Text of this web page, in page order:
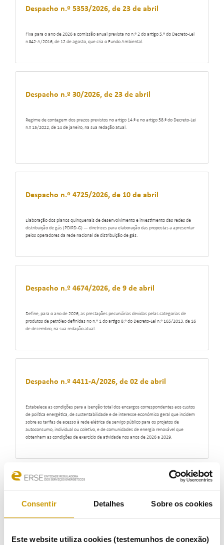
Consentir Detalhes Sobre os cookies
Este website utiliza cookies (testemunhos de conexão)
Despacho n.º 5353/2026, de 23 de abril
Fixa para o ano de 2026 a comissão anual prevista no n.º 2 do artigo 5.º do Decreto-Lei
n.º42-A/2016, de 12 de agosto, que cria o Fundo Ambiental.
Despacho n.º 30/2026, de 23 de abril
Regime de contagem dos prazos previstos no artigo 14.º e no artigo 58.º do Decreto-Lei
n.º 15/2022, de 14 de janeiro, na sua redação atual.
Despacho n.º 4725/2026, de 10 de abril
Elaboração dos planos quinquenais de desenvolvimento e investimento das redes de
distribuição de gás (PDIRD-G) ― diretrizes para elaboração das propostas a apresentar
pelos operadores da rede nacional de distribuição de gás.
Despacho n.º 4674/2026, de 9 de abril
Define, para o ano de 2026, as prestações pecuniárias devidas pelas categorias de
produtos de petróleo definidas no n.º 1 do artigo 8.º do Decreto-Lei n.º 165/2013, de 16
de dezembro, na sua redação atual.
Despacho n.º 4411-A/2026, de 02 de abril
Estabelece as condições para a isenção total dos encargos correspondentes aos custos
de política energética, de sustentabilidade e de interesse económico geral que incidem
sobre as tarifas de acesso à rede elétrica de serviço público para os projetos de
autoconsumo, individual ou coletivo, e de comunidades de energia renovável que
obtenham as condições de exercício de atividade nos anos de 2026 a 2029.
Despacho n.º 4217/2026, de 31 de março